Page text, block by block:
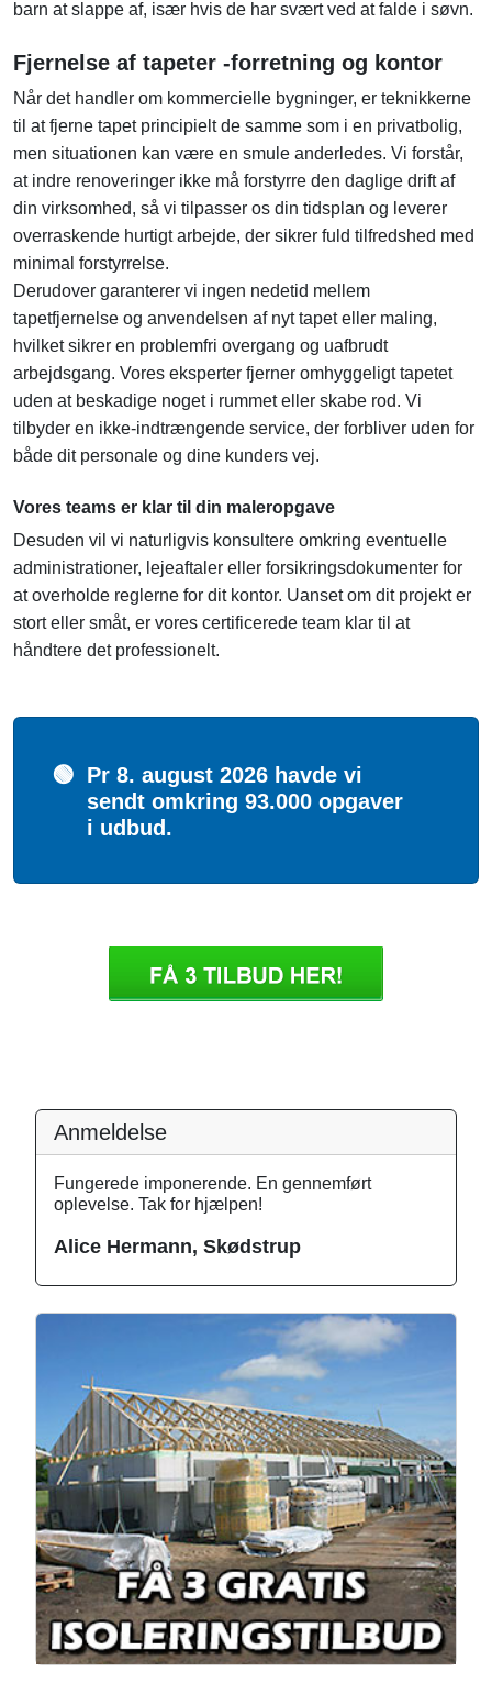
barn at slappe af, især hvis de har svært ved at falde i søvn.
Fjernelse af tapeter -forretning og kontor
Når det handler om kommercielle bygninger, er teknikkerne
til at fjerne tapet principielt de samme som i en privatbolig,
men situationen kan være en smule anderledes. Vi forstår,
at indre renoveringer ikke må forstyrre den daglige drift af
din virksomhed, så vi tilpasser os din tidsplan og leverer
overraskende hurtigt arbejde, der sikrer fuld tilfredshed med
minimal forstyrrelse.
Derudover garanterer vi ingen nedetid mellem
tapetfjernelse og anvendelsen af nyt tapet eller maling,
hvilket sikrer en problemfri overgang og uafbrudt
arbejdsgang. Vores eksperter fjerner omhyggeligt tapetet
uden at beskadige noget i rummet eller skabe rod. Vi
tilbyder en ikke-indtrængende service, der forbliver uden for
både dit personale og dine kunders vej.
Vores teams er klar til din maleropgave
Desuden vil vi naturligvis konsultere omkring eventuelle
administrationer, lejeaftaler eller forsikringsdokumenter for
at overholde reglerne for dit kontor. Uanset om dit projekt er
stort eller småt, er vores certificerede team klar til at
håndtere det professionelt.
🟢 Pr 8. august 2026 havde vi
sendt omkring 93.000 opgaver
i udbud.
Anmeldelse
Fungerede imponerende. En gennemført
oplevelse. Tak for hjælpen!
Alice Hermann, Skødstrup